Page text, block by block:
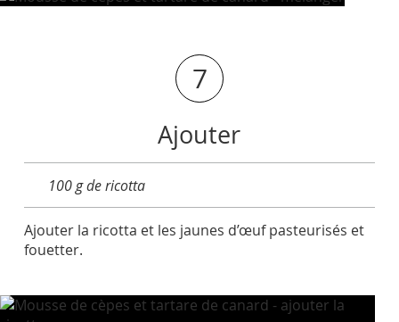
7
Ajouter
100 g de ricotta
Ajouter la ricotta et les jaunes d’œuf pasteurisés et
fouetter.